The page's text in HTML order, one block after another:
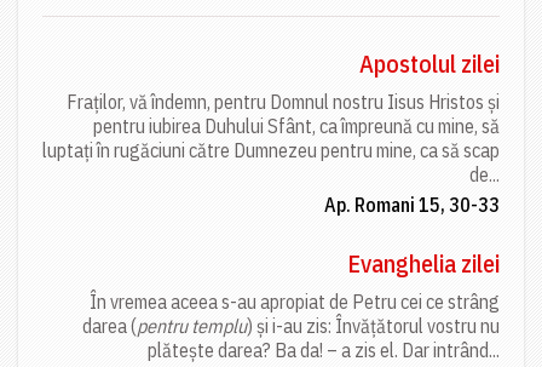
Apostolul zilei
Fraților, vă îndemn, pentru Domnul nostru Iisus Hristos și
pentru iubirea Duhului Sfânt, ca împreună cu mine, să
luptați în rugăciuni către Dumnezeu pentru mine, ca să scap
de...
Ap. Romani 15, 30-33
Evanghelia zilei
În vremea aceea s-au apropiat de Petru cei ce strâng
darea (pentru templu) și i-au zis: Învățătorul vostru nu
plătește darea? Ba da! – a zis el. Dar intrând...